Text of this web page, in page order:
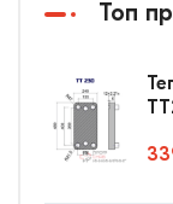
Топ